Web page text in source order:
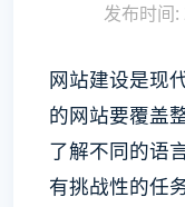
发布时间
网站建设是现
的网站要覆盖
了解不同的语
有挑战性的任